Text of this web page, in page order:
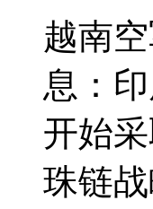
越南
息：
开始
珠链